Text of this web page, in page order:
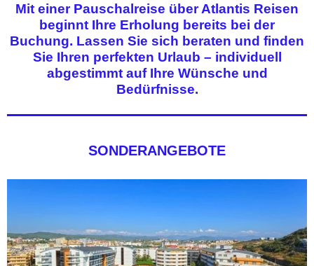
Mit einer Pauschalreise über Atlantis Reisen
beginnt Ihre Erholung bereits bei der
Buchung. Lassen Sie sich beraten und finden
Sie Ihren perfekten Urlaub – individuell
abgestimmt auf Ihre Wünsche und
Bedürfnisse.
SONDERANGEBOTE